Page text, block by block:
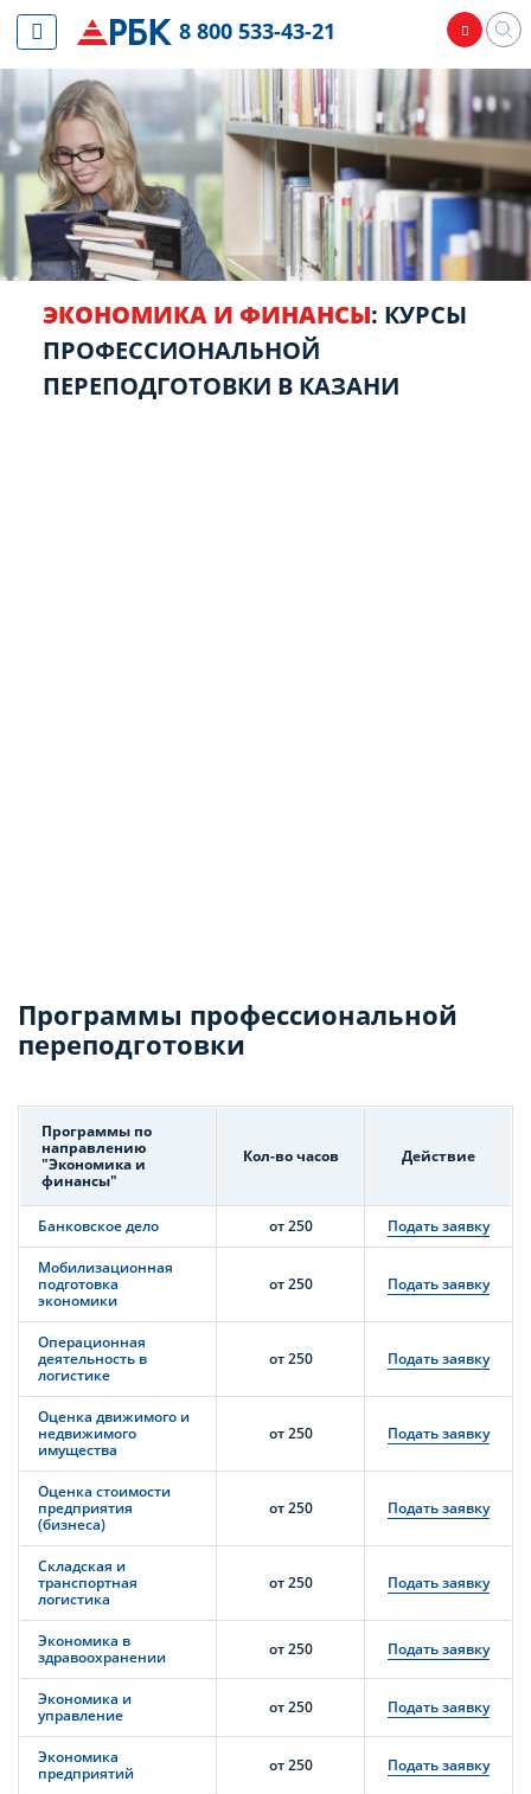
ЭКОНОМИКА И ФИНАНСЫ: КУРСЫ
ПРОФЕССИОНАЛЬНОЙ
ПЕРЕПОДГОТОВКИ В КАЗАНИ
Программы профессиональной
переподготовки
Программы по
направлению
"Экономика и
финансы"
Кол-во часов Действие
Банковское дело от 250 Подать заявку
Мобилизационная
подготовка
экономики
от 250 Подать заявку
Операционная
деятельность в
логистике
от 250 Подать заявку
Оценка движимого и
недвижимого
имущества
от 250 Подать заявку
Оценка стоимости
предприятия
(бизнеса)
от 250 Подать заявку
Складская и
транспортная
логистика
от 250 Подать заявку
Экономика в
здравоохранении
от 250 Подать заявку
Экономика и
управление
от 250 Подать заявку
Экономика
предприятий
от 250 Подать заявку
8 800 533-43-21